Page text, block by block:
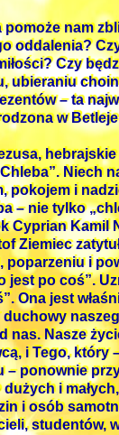
pomoże nam
oddalenia?
Czy
ubieraniu
– ta
w
hebrajskie
Niech
pokojem i
– nie tylko
Cyprian Kamil
Ziemiec
poparzeniu i
jest po coś”.
Ona jest
nas. Nasze
i Tego, który
– ponownie
i
i osób
studentów,